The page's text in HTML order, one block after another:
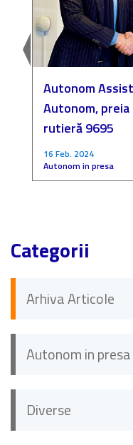
Autonom
Autonom,
rutieră 9695
16 Feb. 2024
Autonom in presa
Categorii
Arhiva Articole
Autonom in presa
Diverse